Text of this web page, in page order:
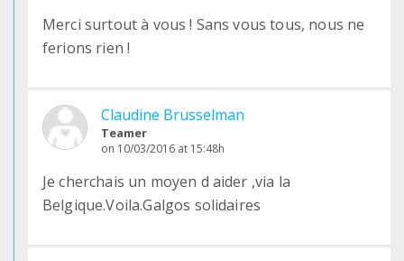
Merci surtout à vous ! Sans vous tous, nous ne
ferions rien !
Claudine Brusselman
Teamer
on 10/03/2016 at 15:48h
Je cherchais un moyen d aider ,via la
Belgique.Voila.Galgos solidaires